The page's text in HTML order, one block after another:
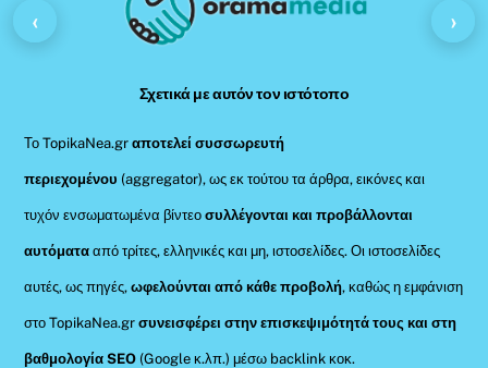
To
Σχετικά με αυτόν τον ιστότοπο
Το TopikaNea.grαποτελεί συσσωρευτή
περιεχομένου (aggregator), ως εκ τούτου τα άρθρα, εικόνες και
τυχόν ενσωματωμένα βίντεοσυλλέγονται και προβάλλονται
αυτόματααπό τρίτες, ελληνικές και μη, ιστοσελίδες. Οι ιστοσελίδες
αυτές, ως πηγές,ωφελούνται από κάθε προβολή, καθώς η εμφάνιση
στο TopikaNea.gr συνεισφέρει στην επισκεψιμότητά τους και στη
βαθμολογία SEO (Google κ.λπ.) μέσω backlink κοκ.
‹ ›